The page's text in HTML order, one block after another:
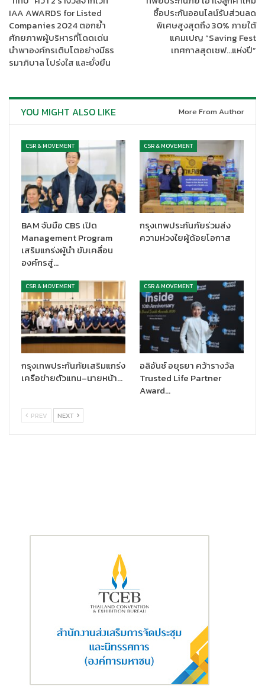
IAA AWARDS for Listed
Companies 2024 ตอกย้ำ
ศักยภาพผู้บริหารที่โดดเด่น
นำพาองค์กรเติบโตอย่างมีธร
รมาภิบาล โปร่งใส และยั่งยืน
ซื้อประกันออนไลน์รับส่วนลด
พิเศษสูงสุดถึง 30% ภายใต้
แคมเปญ “Saving Fest
เทศกาลสุดเซฟ…แห่งปี”
YOU MIGHT ALSO LIKE More From Author
CSR & MOVEMENT
BAM จับมือ CBS เปิด
Management Program
เสริมแกร่งผู้นำ ขับเคลื่อน
องค์กรสู่…
CSR & MOVEMENT
กรุงเทพประกันภัยร่วมส่ง
ความห่วงใยผู้ด้อยโอกาส
CSR & MOVEMENT
กรุงเทพประกันภัยเสริมแกร่ง
เครือข่ายตัวแทน–นายหน้า…
CSR & MOVEMENT
อลิอันซ์ อยุธยา คว้ารางวัล
Trusted Life Partner
Award…
PREV NEXT